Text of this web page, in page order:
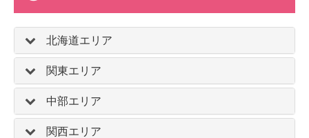
北海道エリア
関東エリア
中部エリア
関西エリア